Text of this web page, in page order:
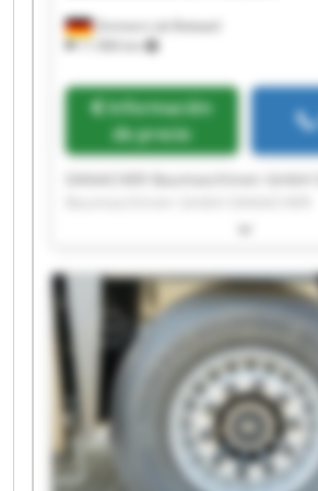
Zimmern ob Rottweil
11.984 km
Información
de precio
Baumaschinen GmbH DANACHER
Baumaschinen GmbH DANACHER
Baumaschinen GmbH DANACHER
Baumaschinen GmbH DANACHER
Baumaschinen GmbH DANACHER
Baumaschinen GmbH DANACHER
Baumaschinen GmbH DANACHER
Baumaschinen GmbH DANACHER
Baumaschinen GmbH DANACHER
Baumaschinen GmbH DANACHER
Baumaschinen GmbH DANACHER